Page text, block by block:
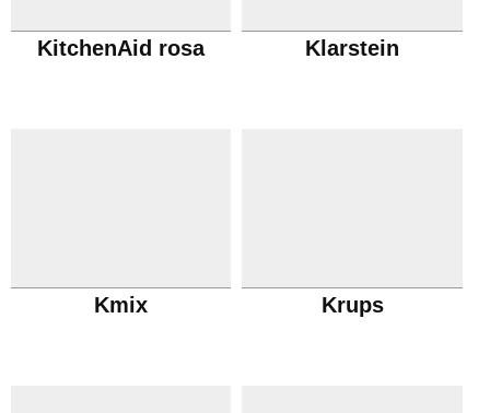
KitchenAid rosa Klarstein
Kmix Krups